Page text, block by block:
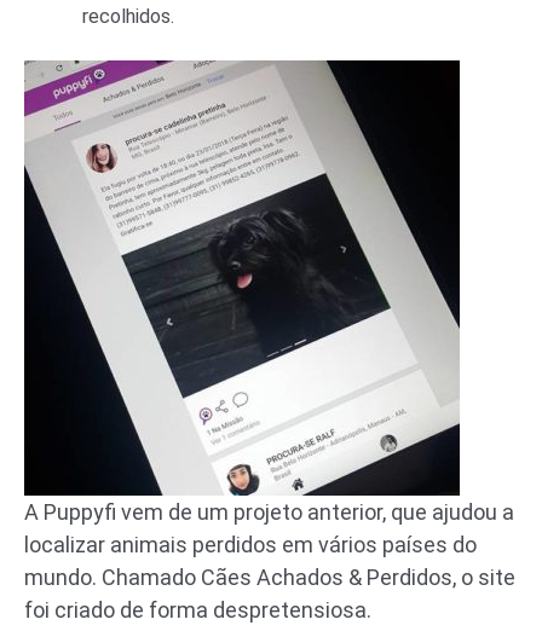
recolhidos.
A Puppyfi vem de um projeto anterior, que ajudou a
localizar animais perdidos em vários países do
mundo. Chamado Cães Achados & Perdidos, o site
foi criado de forma despretensiosa.